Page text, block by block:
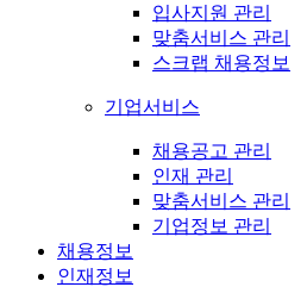
입사지원 관리
맞춤서비스 관리
스크랩 채용정보
기업서비스
채용공고 관리
인재 관리
맞춤서비스 관리
기업정보 관리
채용정보
인재정보